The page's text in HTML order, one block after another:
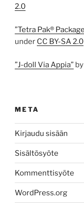
2.0
”Tetra Pak®
under CC BY-SA 2.0
”J-doll Via Appia” by
META
Kirjaudu sisään
Sisältösyöte
Kommenttisyöte
WordPress.org